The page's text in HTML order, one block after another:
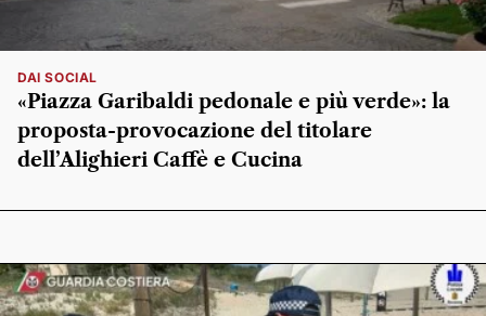
DAI SOCIAL
«Piazza Garibaldi pedonale e più verde»: la
proposta-provocazione del titolare
dell’Alighieri Caffè e Cucina